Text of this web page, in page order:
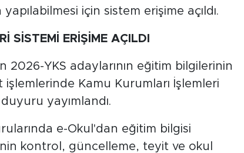
için sistem erişime açıldı.
SİSTEMİ ERİŞİME AÇILDI
2026-YKS adaylarının eğitim bilgilerinin
Kamu Kurumları İşlemleri
yayımlandı.
e-Okul'dan eğitim bilgisi
kontrol, güncelleme, teyit ve okul